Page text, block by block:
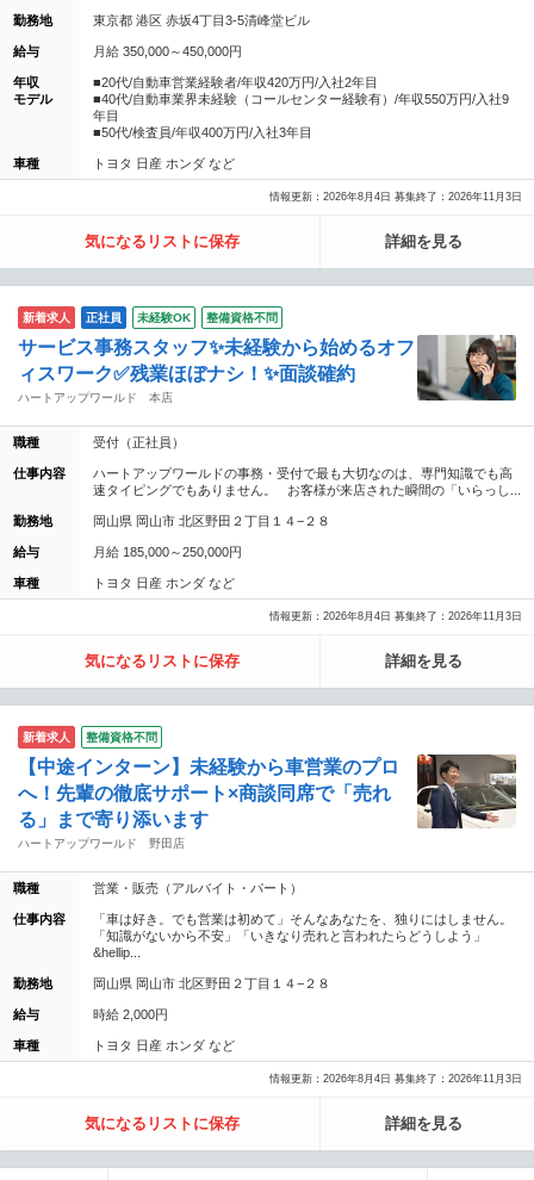
勤務地 東京都 港区 赤坂4丁目3-5清峰堂ビル
給与 月給 350,000～450,000円
年収
モデル
■20代/自動車営業経験者/年収420万円/入社2年目
■40代/自動車業界未経験（コールセンター経験有）/年収550万円/入社9
年目
■50代/検査員/年収400万円/入社3年目
車種 トヨタ 日産 ホンダ など
情報更新：2026年8月4日 募集終了：2026年11月3日
気になるリストに保存 詳細を見る
新着求人 正社員 未経験OK 整備資格不問
サービス事務スタッフ✨未経験から始めるオフ
ィスワーク✅残業ほぼナシ！✨面談確約
ハートアップワールド 本店
職種 受付（正社員）
仕事内容
ハートアップワールドの事務・受付で最も大切なのは、専門知識でも高
速タイピングでもありません。 お客様が来店された瞬間の「いらっし...
勤務地 岡山県 岡山市 北区野田２丁目１４−２８
給与 月給 185,000～250,000円
車種 トヨタ 日産 ホンダ など
情報更新：2026年8月4日 募集終了：2026年11月3日
気になるリストに保存 詳細を見る
新着求人 整備資格不問
【中途インターン】未経験から車営業のプロ
へ！先輩の徹底サポート×商談同席で「売れ
る」まで寄り添います
ハートアップワールド 野田店
職種 営業・販売（アルバイト・パート）
仕事内容
「車は好き。でも営業は初めて」そんなあなたを、独りにはしません。
「知識がないから不安」「いきなり売れと言われたらどうしよう」
&hellip...
勤務地 岡山県 岡山市 北区野田２丁目１４−２８
給与 時給 2,000円
車種 トヨタ 日産 ホンダ など
情報更新：2026年8月4日 募集終了：2026年11月3日
気になるリストに保存 詳細を見る